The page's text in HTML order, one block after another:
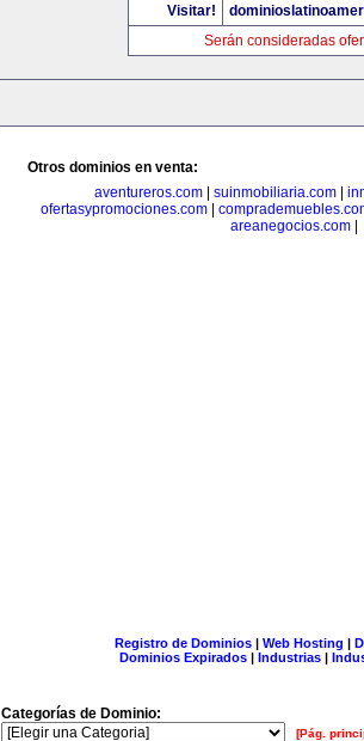
Visitar!
Serán consideradas
Otros dominios en venta:
aventureros.com| suinmobiliaria.com|
ofertasypromociones.com|
areanegocios.com|
Registro de Dominios| Web Hosting |
Dominios Expirados | Industrias |
Categorías de Dominio:
[Pág.